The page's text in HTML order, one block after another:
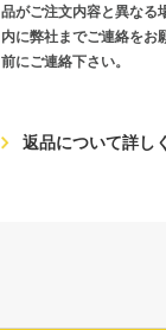
品がご注文内容と異なる
内に弊社までご連絡をお
前にご連絡下さい。
返品について詳し